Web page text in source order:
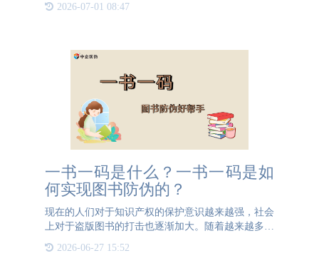
供了一种有效的手段来追查和解决问题，保护消费者
2026-07-01 08:47
一书一码是什么？一书一码是如
何实现图书防伪的？
现在的人们对于知识产权的保护意识越来越强，社会
上对于盗版图书的打击也逐渐加大。随着越来越多关
于图书防伪条例的设立，一书一码技术也逐渐成为不
少出版社常用的手段。一书一码，就是一本书一个
2026-06-27 15:52